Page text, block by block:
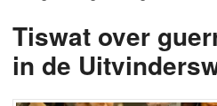
Tiswat over
in de